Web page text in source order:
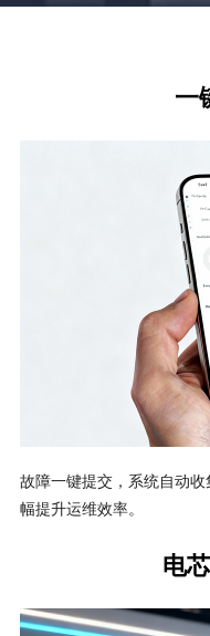
一
故障一键提交，系统自动
幅提升运维效率。
电